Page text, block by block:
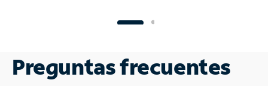
Preguntas frecuentes